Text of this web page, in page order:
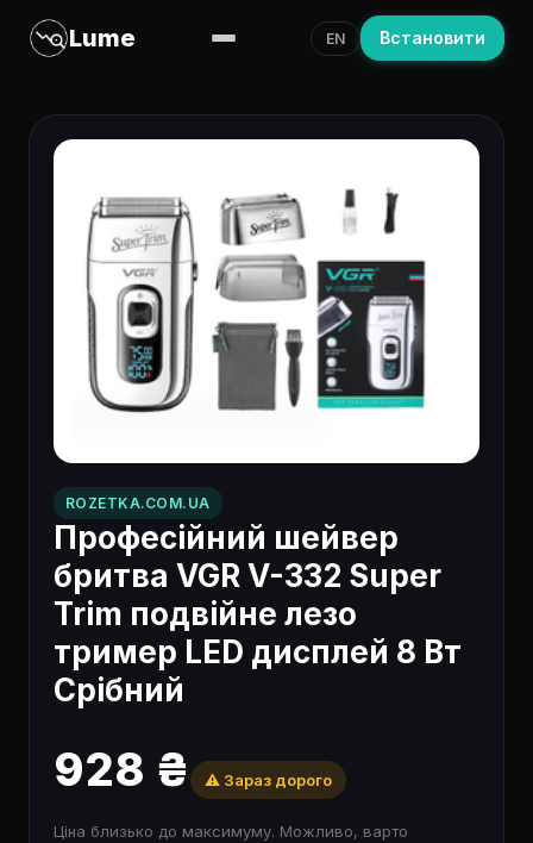
Lume EN Встановити
ROZETKA.COM.UA
Професійний шейвер
бритва VGR V-332 Super
Trim подвійне лезо
тример LED дисплей 8 Вт
Срібний
928 ₴ ⚠️ Зараз дорого
Ціна близько до максимуму. Можливо, варто